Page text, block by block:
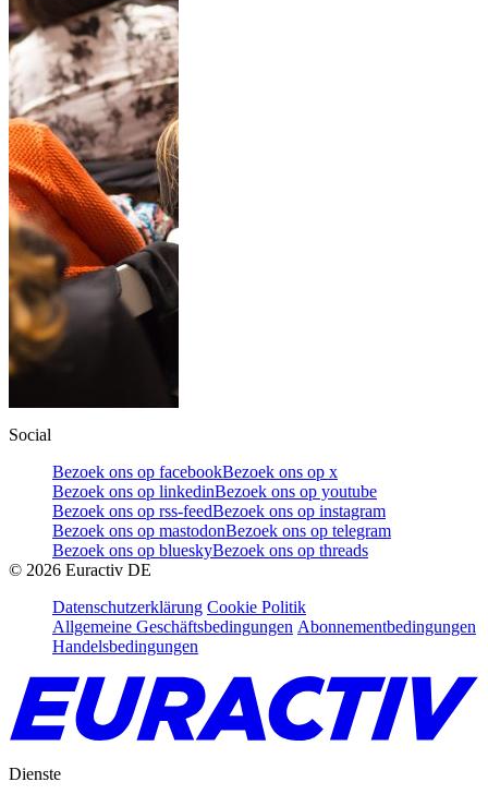
Social
Bezoek ons op facebookBezoek ons op x
Bezoek ons op linkedinBezoek ons op youtube
Bezoek ons op rss-feedBezoek ons op instagram
Bezoek ons op mastodonBezoek ons op telegram
Bezoek ons op blueskyBezoek ons op threads
© 2026 Euractiv DE
Datenschutzerklärung Cookie Politik
Allgemeine Geschäftsbedingungen Abonnementbedingungen
Handelsbedingungen
Dienste